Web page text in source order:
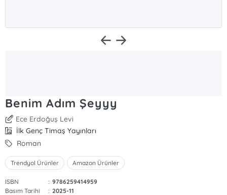
Benim Adım Şeyyy
Ece Erdoğuş Levi
İlk Genç Timaş Yayınları
Roman
Trendyol Ürünler Amazon Ürünler
ISBN : 9786259414959
Basım Tarihi
: 2025-11